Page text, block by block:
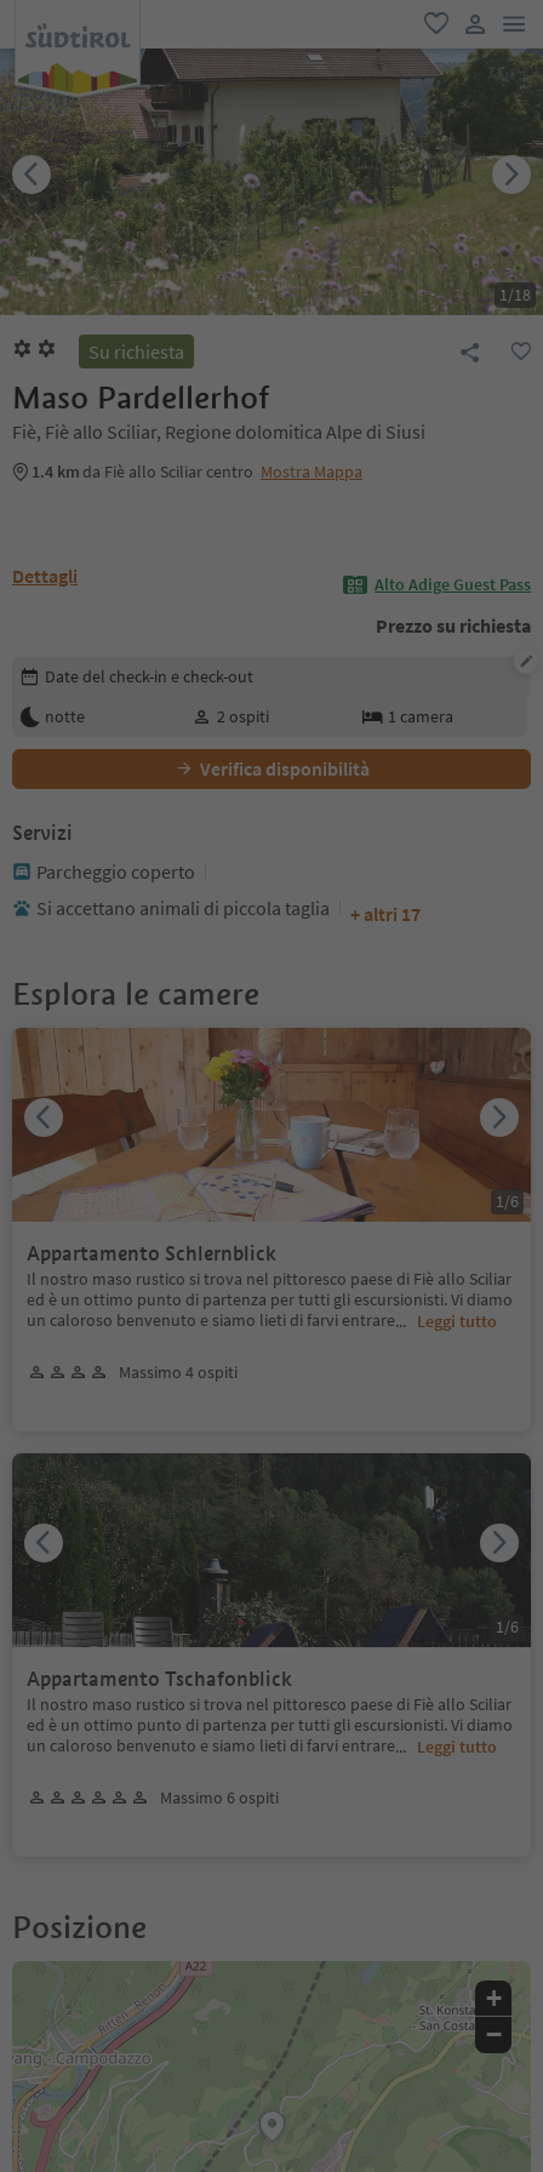
favoriti
user link
1/18
Su richiesta
Maso Pardellerhof
Fiè, Fiè allo Sciliar, Regione dolomitica Alpe di Siusi
1.4 km da Fiè allo Sciliar centro Mostra Mappa
Dettagli Alto Adige Guest Pass
Prezzo su richiesta
Modifica i dettagli della prenotazione
Date del check-in e check-out
notte
2 ospiti 1 camera
Verifica disponibilità
Servizi
Parcheggio coperto
Si accettano animali di piccola taglia
+ altri 17
Esplora le camere
Appartamento Schlernblick
Il nostro maso rustico si trova nel pittoresco paese di Fiè allo Sciliar
ed è un ottimo punto di partenza per tutti gli escursionisti. Vi diamo
un caloroso benvenuto e siamo lieti di farvi entrare... Leggi tutto
Massimo 4 ospiti
1 /6
Appartamento Tschafonblick
Il nostro maso rustico si trova nel pittoresco paese di Fiè allo Sciliar
ed è un ottimo punto di partenza per tutti gli escursionisti. Vi diamo
un caloroso benvenuto e siamo lieti di farvi entrare... Leggi tutto
Massimo 6 ospiti
1 /6
Posizione
+
−